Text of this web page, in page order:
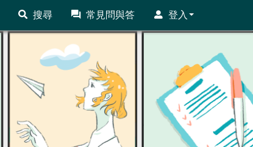
搜尋 常見問與答 登入